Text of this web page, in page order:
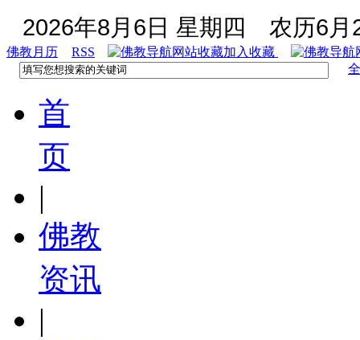
2026年8月6日 星期四 农历6月
佛教月历 RSS
加入收藏
首
页
|
佛教
资讯
|